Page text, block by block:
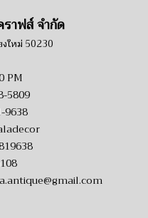
าฟส์ จำกัด
งใหม่ 50230
PM
5809
9638